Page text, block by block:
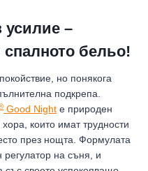
–
спалното бельо!
но понякога
подкрепа.
Good Night е природен
които имат трудности
през нощта. Формулата
на съня, и